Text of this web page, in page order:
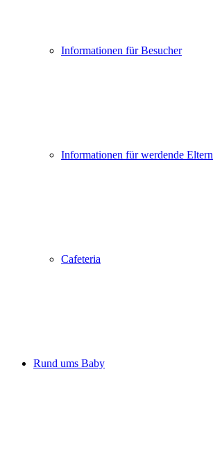
Informationen für Besucher
Informationen für werdende Eltern
Cafeteria
Rund ums Baby